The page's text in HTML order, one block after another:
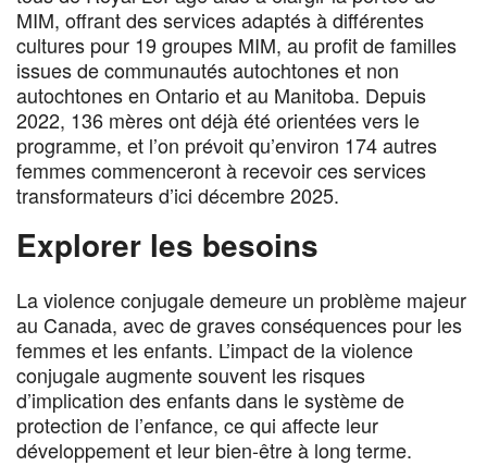
MIM, offrant des services adaptés à différentes
cultures pour 19 groupes MIM, au profit de familles
issues de communautés autochtones et non
autochtones en Ontario et au Manitoba. Depuis
2022, 136 mères ont déjà été orientées vers le
programme, et l’on prévoit qu’environ 174 autres
femmes commenceront à recevoir ces services
transformateurs d’ici décembre 2025.
Explorer les besoins
La violence conjugale demeure un problème majeur
au Canada, avec de graves conséquences pour les
femmes et les enfants. L’impact de la violence
conjugale augmente souvent les risques
d’implication des enfants dans le système de
protection de l’enfance, ce qui affecte leur
développement et leur bien-être à long terme.